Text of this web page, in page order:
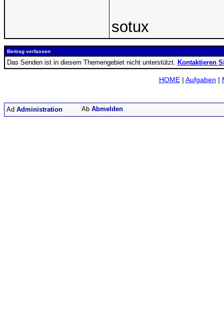
sotux
Beitrag verfassen
Das Senden ist in diesem Themengebiet nicht unterstützt. Kontaktieren
HOME| Aufgaben |
Administration Abmelden